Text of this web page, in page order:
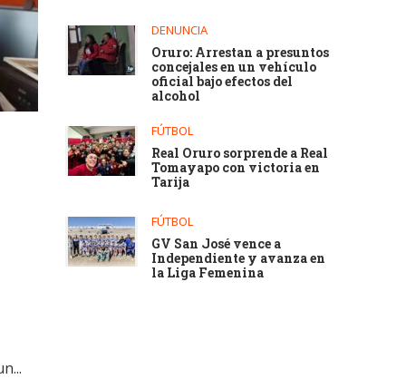
DENUNCIA
Oruro: Arrestan a presuntos
concejales en un vehículo
oficial bajo efectos del
alcohol
FÚTBOL
Real Oruro sorprende a Real
Tomayapo con victoria en
Tarija
FÚTBOL
GV San José vence a
Independiente y avanza en
la Liga Femenina